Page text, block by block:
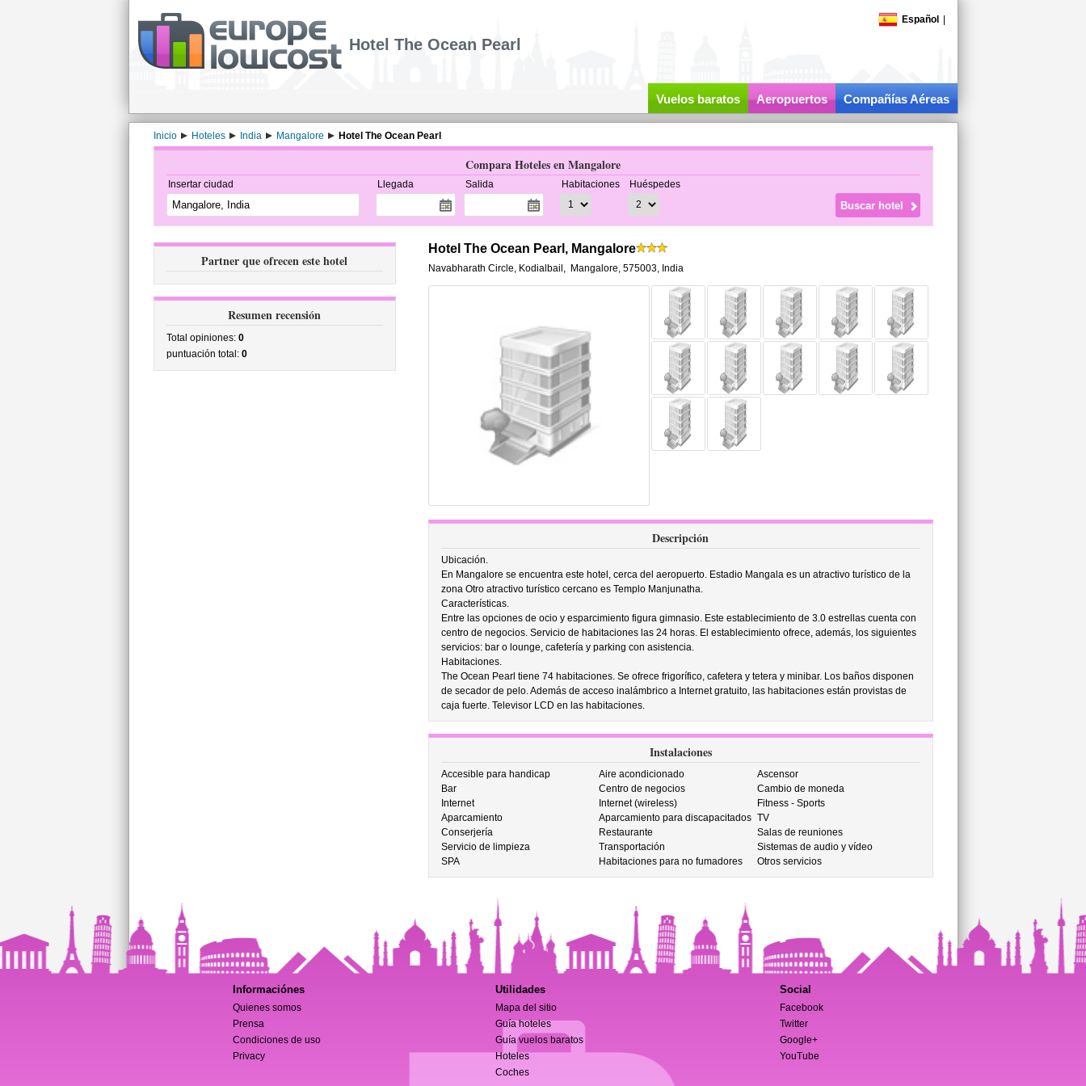
Español
Hotel The Ocean Pearl
Vuelos baratos Aeropuertos Compañías Aéreas
Inicio Hoteles India Mangalore Hotel The Ocean Pearl
Compara Hoteles en Mangalore
Insertar ciudad Llegada Salida Habitaciones Huéspedes
Partner que ofrecen este hotel
Resumen recensión
Total opiniones: 0
puntuación total: 0
Hotel The Ocean Pearl, Mangalore
Navabharath Circle, Kodialbail , Mangalore, 575003, India
Descripción
Ubicación.
En Mangalore se encuentra este hotel, cerca del aeropuerto. Estadio Mangala es un atractivo turístico de la
zona Otro atractivo turístico cercano es Templo Manjunatha.
Características.
Entre las opciones de ocio y esparcimiento figura gimnasio. Este establecimiento de 3.0 estrellas cuenta con
centro de negocios. Servicio de habitaciones las 24 horas. El establecimiento ofrece, además, los siguientes
servicios: bar o lounge, cafetería y parking con asistencia.
Habitaciones.
The Ocean Pearl tiene 74 habitaciones. Se ofrece frigorífico, cafetera y tetera y minibar. Los baños disponen
de secador de pelo. Además de acceso inalámbrico a Internet gratuito, las habitaciones están provistas de
caja fuerte. Televisor LCD en las habitaciones.
Instalaciones
Accesible para handicap Aire acondicionado
Ascensor
Bar
Centro de negocios
Cambio de moneda
Internet
Internet (wireless)
Fitness - Sports
Aparcamiento
Aparcamiento para discapacitados TV
Conserjería
Restaurante
Salas de reuniones
Servicio de limpieza
Transportación
Sistemas de audio y vídeo
SPA
Habitaciones para no fumadores Otros servicios
Informaciónes
Quienes somos
Prensa
Condiciones de uso
Privacy
Utilidades
Mapa del sitio
Guía hoteles
Guía vuelos baratos
Hoteles
Coches
Social
Facebook
Twitter
Google+
YouTube